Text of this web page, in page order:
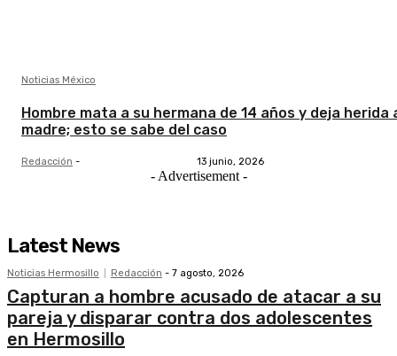
Noticias México
Hombre mata a su hermana de 14 años y deja herida
madre; esto se sabe del caso
Redacción - 13 junio, 2026
- Advertisement -
Latest News
Noticias Hermosillo Redacción - 7 agosto, 2026
Capturan a hombre acusado de atacar a su
pareja y disparar contra dos adolescentes
en Hermosillo